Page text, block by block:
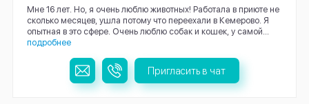
Мне 16 лет. Но, я очень люблю животных! Работала в приюте не
сколько месяцев, ушла потому что переехали в Кемерово. Я
опытная в это сфере. Очень люблю собак и кошек, у самой...
подробнее
Пригласить в чат